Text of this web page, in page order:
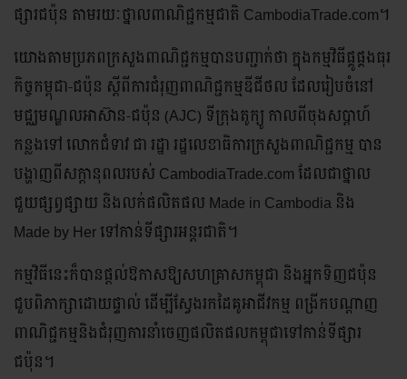
ផ្សារជប៉ុន តាមរយៈថ្នាលពាណិជ្ជកម្មជាតិ CambodiaTrade.com។
យោងតាមប្រភពក្រសួងពាណិជ្ជកម្មបានបញ្ជាក់ថា ក្នុងកម្មវិធីផ្គូផ្គង​ធុរ
កិច្ច​កម្ពុជា-ជប៉ុន ស្តីពីការជំរុញពាណិជ្ជកម្មឌីជីថល ដែលរៀបចំ​នៅ
មជ្ឈមណ្ឌលអាស៊ាន-ជប៉ុន (AJC) ទីក្រុងតូក្យូ កាលពីចុងសប្តាហ៍​
កន្លងទៅ លោកជំទាវ ជា រដ្ឋា រដ្ឋលេខាធិការ​ក្រសួងពាណិជ្ជកម្ម បាន
បង្ហាញពីសក្តានុពលរបស់ CambodiaTrade.com ដែលជា​ថ្នាល​
ជួយផ្សព្វផ្សាយ និងលក់ផលិតផល Made in Cambodia និង
Made by Her ទៅកាន់ទីផ្សារអន្តរជាតិ។
កម្មវិធីនេះក៏បានផ្តល់ឱកាសឱ្យសហគ្រាសកម្ពុជា និងអ្នកទិញជប៉ុន​
ជួប​ពិភាក្សាដោយផ្ទាល់ ដើម្បីស្វែងរកដៃគូអាជីវកម្ម ពង្រីក​បណ្តាញ​
ពាណិជ្ជកម្មនិងជំរុញការនាំចេញផលិតផលកម្ពុជាទៅកាន់ទីផ្សារ
ជប៉ុន។